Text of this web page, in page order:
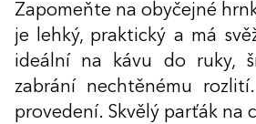
Zapomeňte na obyčejné
je lehký, praktický a má
ideální na kávu do ruky,
zabrání nechtěnému
provedení. Skvělý parťák na